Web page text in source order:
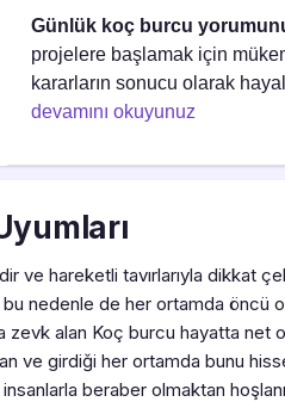
Günlük koç burcu
projelere başlamak için
kararların sonucu olarak
devamını okuyunuz
ve hareketli tavırlarıyla dikkat
nedenle de her ortamda öncü
alan Koç burcu hayatta net
ve girdiği her ortamda bunu
beraber olmaktan